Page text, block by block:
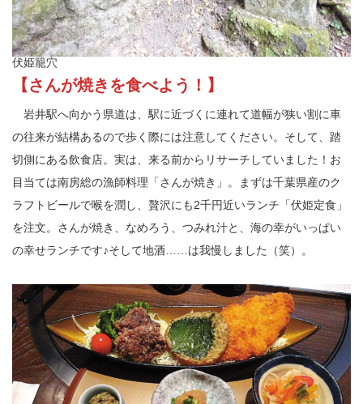
伏姫籠穴
【さんが焼きを食べよう！】
岩井駅へ向かう県道は、駅に近づくに連れて道幅が狭い割に車
の往来が結構あるので歩く際には注意してください。そして、踏
切側にある飲食店。実は、来る前からリサーチしていました！お
目当ては南房総の漁師料理「さんが焼き」。まずは千葉県産のク
ラフトビールで喉を潤し、贅沢にも2千円近いランチ「伏姫定食」
を注文。さんが焼き、なめろう、つみれ汁と、海の幸がいっぱい
の幸せランチです♪そして地酒……は我慢しました（笑）。